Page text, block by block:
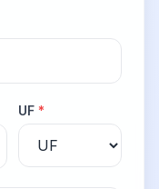
UF *